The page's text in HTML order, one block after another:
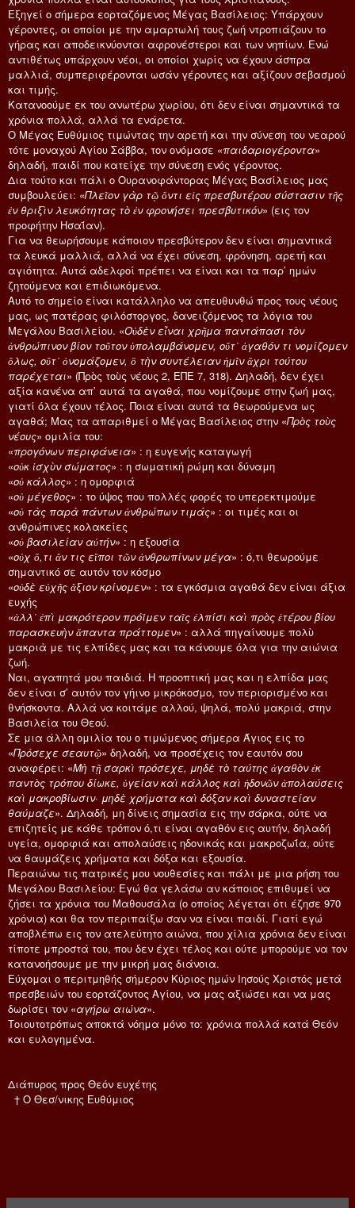
Εξηγεί ο σήμερα εορταζόμενος Μέγας Βασίλειος: Υπάρχουν
γέροντες, οι οποίοι με την αμαρτωλή τους ζωή ντροπιάζουν το
γήρας και αποδεικνύονται αφρονέστεροι και των νηπίων. Ενώ
αντιθέτως υπάρχουν νέοι, οι οποίοι χωρίς να έχουν άσπρα
μαλλιά, συμπεριφέρονται ωσάν γέροντες και αξίζουν σεβασμού
και τιμής.
Κατανοούμε εκ του ανωτέρω χωρίου, ότι δεν είναι σημαντικά τα
χρόνια πολλά, αλλά τα ενάρετα.
Ο Μέγας Ευθύμιος τιμώντας την αρετή και την σύνεση του νεαρού
τότε μοναχού Αγίου Σάββα, τον ονόμασε «παιδαριογέροντα»
δηλαδή, παιδί που κατείχε την σύνεση ενός γέροντος.
Δια τούτο και πάλι ο Ουρανοφάντορας Μέγας Βασίλειος μας
συμβουλεύει: «Πλεῖον γὰρ τῷ ὄντι εἰς πρεσβυτέρου σύστασιν τῆς
ἐν θριξὶν λευκότητας τὸ ἐν φρονήσει πρεσβυτικόν» (εις τον
προφήτην Ησαΐαν).
Για να θεωρήσουμε κάποιον πρεσβύτερον δεν είναι σημαντικά
τα λευκά μαλλιά, αλλά να έχει σύνεση, φρόνηση, αρετή και
αγιότητα. Αυτά αδελφοί πρέπει να είναι και τα παρ’ ημών
ζητούμενα και επιδιωκόμενα.
Αυτό το σημείο είναι κατάλληλο να απευθυνθώ προς τους νέους
μας, ως πατέρας φιλόστοργος, δανειζόμενος τα λόγια του
Μεγάλου Βασιλείου. «Οὐδὲν εἶναι χρῆμα παντάπασι τὸν
ἀνθρώπινον βίον τοῦτον ὑπολαμβάνομεν, οὔτ᾿ ἀγαθόν τι νομίζομεν
ὅλως, οὔτ᾿ ὀνομάζομεν, ὃ τὴν συντέλειαν ἡμῖν ἄχρι τούτου
παρέχεται» (Πρὸς τοὺς νέους 2, ΕΠΕ 7, 318). Δηλαδή, δεν έχει
αξία κανένα απ’ αυτά τα αγαθά, που νομίζουμε στην ζωή μας,
γιατί όλα έχουν τέλος. Ποια είναι αυτά τα θεωρούμενα ως
αγαθά; Μας τα απαριθμεί ο Μέγας Βασίλειος στην «Πρὸς τοὺς
νέους» ομιλία του:
«προγόνων περιφάνεια» : η ευγενής καταγωγή
«οὐκ ἰσχὺν σώματος» : η σωματική ρώμη και δύναμη
«οὐ κάλλος» : η ομορφιά
«οὐ μέγεθος» : το ύψος που πολλές φορές το υπερεκτιμούμε
«οὐ τὰς παρὰ πάντων ἀνθρώπων τιμάς» : οι τιμές και οι
ανθρώπινες κολακείες
«οὐ βασιλείαν αὐτήν» : η εξουσία
«οὐχ ὅ,τι ἄν τις εἴποι τῶν ἀνθρωπίνων μέγα» : ό,τι θεωρούμε
σημαντικό σε αυτόν τον κόσμο
«οὐδὲ εὐχῆς ἄξιον κρίνομεν» : τα εγκόσμια αγαθά δεν είναι άξια
ευχής
«ἀλλ᾿ ἐπὶ μακρότερον πρόϊμεν ταῖς ἐλπίσι καὶ πρὸς ἑτέρου βίου
παρασκευὴν ἅπαντα πράττομεν» : αλλά πηγαίνουμε πολὺ
μακριὰ με τις ελπίδες μας και τα κάνουμε όλα για την αιώνια
ζωή.
Ναι, αγαπητά μου παιδιά. Η προοπτική μας και η ελπίδα μας
δεν είναι σ’ αυτόν τον γήινο μικρόκοσμο, τον περιορισμένο και
θνήσκοντα. Αλλά να κοιτάμε αλλού, ψηλά, πολύ μακριά, στην
Βασιλεία του Θεού.
Σε μια άλλη ομιλία του ο τιμώμενος σήμερα Άγιος εις το
«Πρόσεχε σεαυτῷ» δηλαδή, να προσέχεις τον εαυτόν σου
αναφέρει: «Μὴ τῇ σαρκὶ πρόσεχε, μηδὲ τὸ ταύτης ἀγαθὸν ἐκ
παντὸς τρόπου δίωκε, ὑγείαν καὶ κάλλος καὶ ἡδονῶν ἀπολαύσεις
καὶ μακροβίωσιν· μηδὲ χρήματα καὶ δόξαν καὶ δυναστείαν
θαύμαζε». Δηλαδή, μη δίνεις σημασία εις την σάρκα, ούτε να
επιζητείς με κάθε τρόπον ό,τι είναι αγαθόν εις αυτήν, δηλαδή
υγεία, ομορφιά και απολαύσεις ηδονικάς και μακροζωΐα, ούτε
να θαυμάζεις χρήματα και δόξα και εξουσία.
Περαιώνω τις πατρικές μου νουθεσίες και πάλι με μια ρήση του
Μεγάλου Βασιλείου: Εγώ θα γελάσω αν κάποιος επιθυμεί να
ζήσει τα χρόνια του Μαθουσάλα (ο οποίος λέγεται ότι έζησε 970
χρόνια) και θα τον περιπαίξω σαν να είναι παιδί. Γιατί εγώ
αποβλέπω εις τον ατελεύτητο αιώνα, που χίλια χρόνια δεν είναι
τίποτε μπροστά του, που δεν έχει τέλος και ούτε μπορούμε να τον
κατανοήσουμε με την μικρή μας διάνοια.
Εύχομαι ο περιτμηθής σήμερον Κύριος ημών Ιησούς Χριστός μετά
πρεσβειών του εορτάζοντος Αγίου, να μας αξιώσει και να μας
δωρίσει τον «αγήρω αιώνα».
Τοιουτοτρόπως αποκτά νόημα μόνο το: χρόνια πολλά κατά Θεόν
και ευλογημένα.
Διάπυρος προς Θεόν ευχέτης
† Ο Θεσ/νικης Ευθύμιος